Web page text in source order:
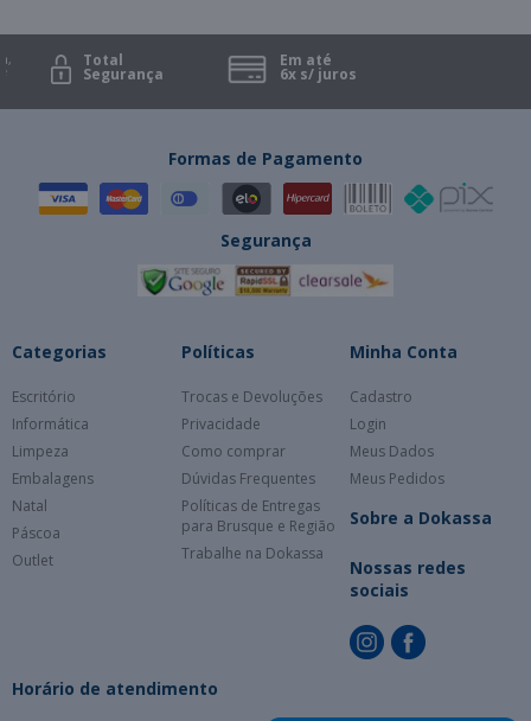
Total
Segurança
Em até
6x s/ juros
Formas de Pagamento
Segurança
Categorias
Escritório
Informática
Limpeza
Embalagens
Natal
Páscoa
Outlet
Políticas
Trocas e Devoluções
Privacidade
Como comprar
Dúvidas Frequentes
Políticas de Entregas
para Brusque e Região
Trabalhe na Dokassa
Minha Conta
Cadastro
Login
Meus Dados
Meus Pedidos
Sobre a Dokassa
Nossas redes
sociais
Horário de atendimento